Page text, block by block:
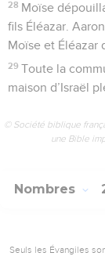
28 Moïse
fils Éléazar.
Moïse et Éléazar
29 Toute la
maison d’Israël
© Société biblique
une Bible
Nombres
Seuls les Évangiles